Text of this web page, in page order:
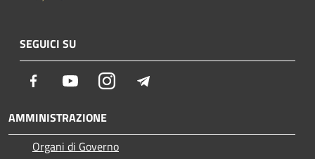
SEGUICI SU
Facebook YoutubeInstagram
AMMINISTRAZIONE
Organi di Governo